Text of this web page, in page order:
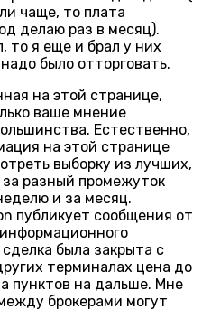
чаще, то плата
делаю раз в месяц).
то я еще и брал у них
было отторговать.
на этой странице,
ваше мнение
Естественно,
на этой странице
выборку из лучших,
разный промежуток
и за месяц.
публикует сообщения от
была закрыта с
терминалах цена до
пунктов на дальше. Мне
брокерами могут